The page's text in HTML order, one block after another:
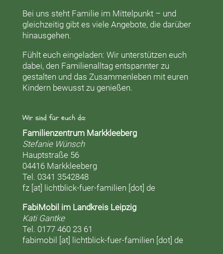
Bei uns steht Familie im Mittelpunkt – und
gleichzeitig gibt es viele Angebote, die darüber
hinausgehen.
Fühlt euch eingeladen: Wir unterstützen euch
dabei, den Familienalltag entspannter zu
gestalten und das Zusammenleben mit euren
Kindern bewusst zu genießen.
Wir sind für euch da:
Familienzentrum Markkleeberg
Stefanie Wünsch
Hauptstraße 56
04416 Markkleeberg
Tel. 0341 3542848
fz [at] lichtblick-fuer-familien [dot] de
FabiMobil im Landkreis Leipzig
Kati Gantke
Tel. 0177 460 23 61
fabimobil [at] lichtblick-fuer-familien [dot] de